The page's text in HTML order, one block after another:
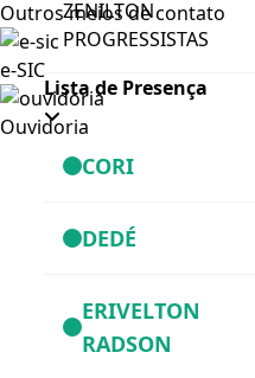
Outros meios de contato
e-SIC
Ouvidoria
ZENILTON
PROGRESSISTAS
Lista de Presença
CORI
DEDÉ
ERIVELTON
RADSON